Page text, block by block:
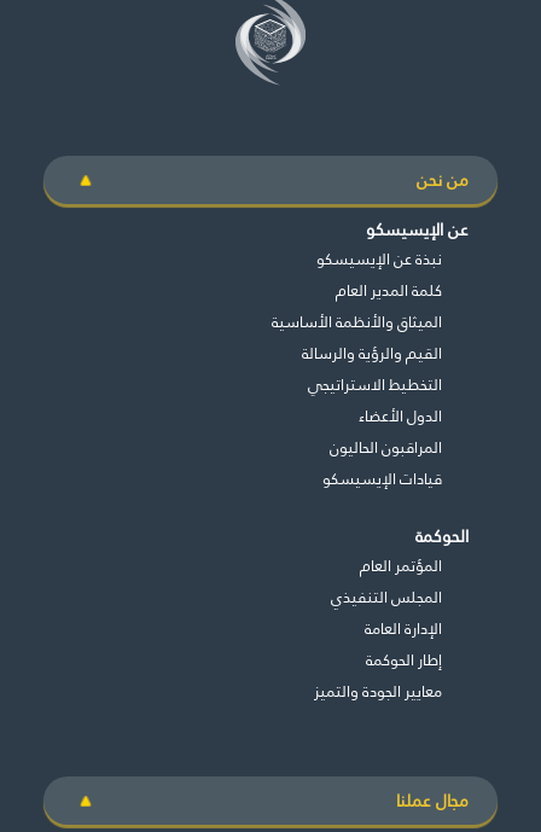
من نحن
عن الإيسيسكو
نبذة عن الإيسيسكو
كلمة المدير العام
الميثاق والأنظمة الأساسية
القيم والرؤية والرسالة
التخطيط الاستراتيجي
الدول الأعضاء
المراقبون الحاليون
قيادات الإيسيسكو
الحوكمة
المؤتمر العام
المجلس التنفيذي
اﻹدارة العامة
إطار الحوكمة
معايير الجودة والتميز
مجال عملنا